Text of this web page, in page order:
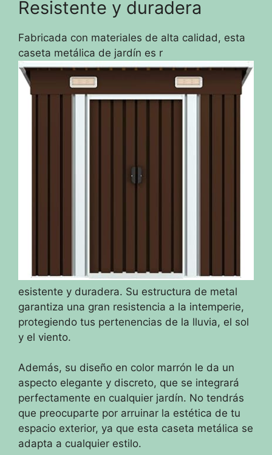
Resistente y duradera
Fabricada con materiales de alta calidad, esta
caseta metálica de jardín es r
esistente y duradera. Su estructura de metal
garantiza una gran resistencia a la intemperie,
protegiendo tus pertenencias de la lluvia, el sol
y el viento.
Además, su diseño en color marrón le da un
aspecto elegante y discreto, que se integrará
perfectamente en cualquier jardín. No tendrás
que preocuparte por arruinar la estética de tu
espacio exterior, ya que esta caseta metálica se
adapta a cualquier estilo.